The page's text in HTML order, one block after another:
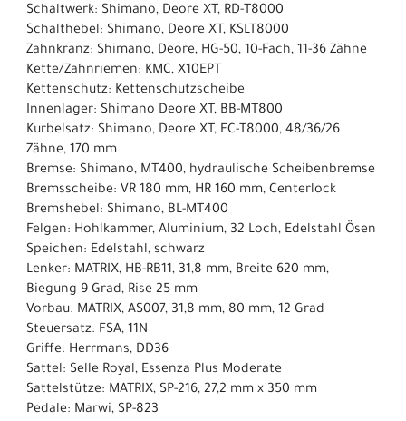
Schaltwerk: Shimano, Deore XT, RD-T8000
Schalthebel: Shimano, Deore XT, KSLT8000
Zahnkranz: Shimano, Deore, HG-50, 10-Fach, 11-36 Zähne
Kette/Zahnriemen: KMC, X10EPT
Kettenschutz: Kettenschutzscheibe
Innenlager: Shimano Deore XT, BB-MT800
Kurbelsatz: Shimano, Deore XT, FC-T8000, 48/36/26
Zähne, 170 mm
Bremse: Shimano, MT400, hydraulische Scheibenbremse
Bremsscheibe: VR 180 mm, HR 160 mm, Centerlock
Bremshebel: Shimano, BL-MT400
Felgen: Hohlkammer, Aluminium, 32 Loch, Edelstahl Ösen
Speichen: Edelstahl, schwarz
Lenker: MATRIX, HB-RB11, 31,8 mm, Breite 620 mm,
Biegung 9 Grad, Rise 25 mm
Vorbau: MATRIX, AS007, 31,8 mm, 80 mm, 12 Grad
Steuersatz: FSA, 11N
Griffe: Herrmans, DD36
Sattel: Selle Royal, Essenza Plus Moderate
Sattelstütze: MATRIX, SP-216, 27,2 mm x 350 mm
Pedale: Marwi, SP-823